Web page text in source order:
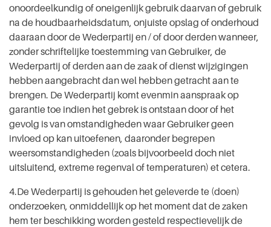
onoordeelkundig of oneigenlijk gebruik daarvan of gebruik
na de houdbaarheidsdatum, onjuiste opslag of onderhoud
daaraan door de Wederpartij en / of door derden wanneer,
zonder schriftelijke toestemming van Gebruiker, de
Wederpartij of derden aan de zaak of dienst wijzigingen
hebben aangebracht dan wel hebben getracht aan te
brengen. De Wederpartij komt evenmin aanspraak op
garantie toe indien het gebrek is ontstaan door of het
gevolg is van omstandigheden waar Gebruiker geen
invloed op kan uitoefenen, daaronder begrepen
weersomstandigheden (zoals bijvoorbeeld doch niet
uitsluitend, extreme regenval of temperaturen) et cetera.
4.De Wederpartij is gehouden het geleverde te (doen)
onderzoeken, onmiddellijk op het moment dat de zaken
hem ter beschikking worden gesteld respectievelijk de